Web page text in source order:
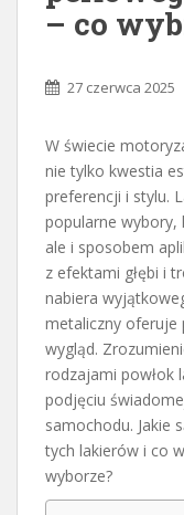
– co
27 czerwca 2025
W świecie
nie tylko kwestia
preferencji i stylu.
popularne wybory,
ale i sposobem
z efektami głębi i
nabiera
metaliczny oferuje
wygląd.
rodzajami powłok
podjęciu
samochodu. Jakie
tych lakierów i co
wyborze?